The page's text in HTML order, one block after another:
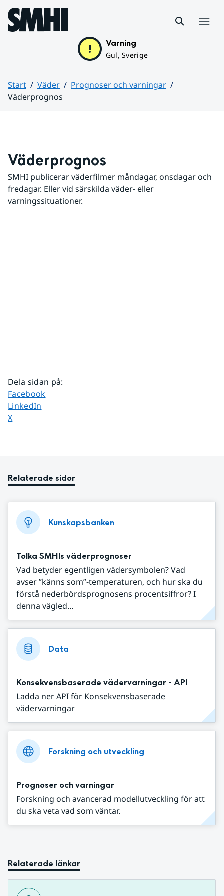
Hoppa till sidans innehåll
Varning
Gul, Sverige
Start Väder
Prognoser och varningar
Väderprognos
Väderprognos
SMHI publicerar väderfilmer måndagar, onsdagar och
fredagar. Eller vid särskilda väder- eller
varningssituationer.
Dela sidan på:
Dela sidan på
Facebook
Dela sidan på
LinkedIn
Dela sidan på
X
Relaterade sidor
Kunskapsbanken
Tolka SMHIs väderprognoser
Vad betyder egentligen vädersymbolen? Vad
avser ”känns som”-temperaturen, och hur ska du
förstå nederbördsprognosens procentsiffror? I
denna vägled...
Data
Konsekvensbaserade vädervarningar - API
Ladda ner API för Konsekvensbaserade
vädervarningar
Forskning och utveckling
Prognoser och varningar
Forskning och avancerad modellutveckling för att
du ska veta vad som väntar.
Relaterade länkar